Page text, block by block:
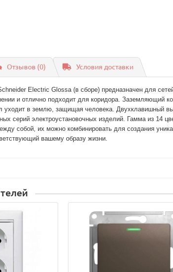
Отзывов (0) Условия доставки
Electric Glossa (в сборе) предназначен для
и отлично подходит для коридора. Заземляющий
уходит в землю, защищая человека. Двухклавишный
серий электроустановочных изделий. Гамма из 14
собой, их можно комбинировать для создания